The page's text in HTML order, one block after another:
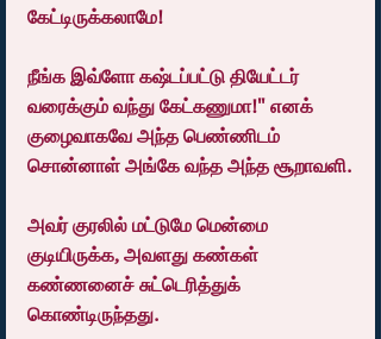
கேட்டிருக்கலாமே!
நீங்க இவ்ளோ கஷ்டப்பட்டு தியேட்டர்
வரைக்கும் வந்து கேட்கணுமா!" எனக்
குழைவாகவே அந்த பெண்ணிடம்
சொன்னாள் அங்கே வந்த அந்த சூறாவளி.
அவர் குரலில் மட்டுமே மென்மை
குடியிருக்க, அவளது கண்கள்
கண்ணனைச் சுட்டெரித்துக்
கொண்டிருந்தது.